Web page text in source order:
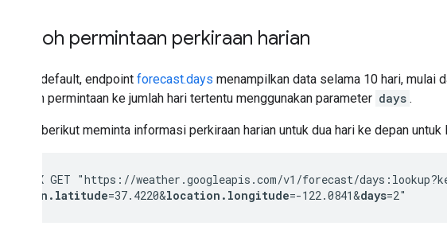
Contoh permintaan perkiraan harian
Secara default, endpoint forecast.days menampilkan data selama 10 hari, mulai
cakupan permintaan ke jumlah hari tertentu menggunakan parameter days .
Contoh berikut meminta informasi perkiraan harian untuk dua hari ke depan untuk
curl -X GET "https://weather.googleapis.com/v1/forecast/
location.latitude=37.4220&location.longitude=-122.0841&days=2"